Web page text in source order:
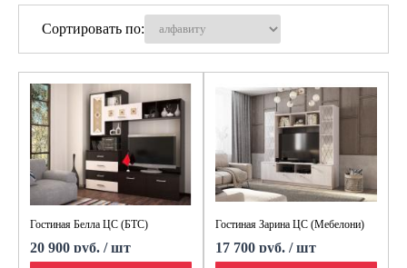
Сортировать по:
Гостиная Белла ЦС (БТС)
20 900 руб. / шт
Гостиная Зарина ЦС (Мебелони)
17 700 руб. / шт